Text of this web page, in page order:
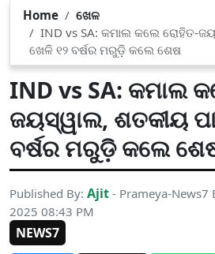
Home
ଖେଳ
IND vs SA: କମାଲ କଲେ ରୋହିତ-
ଖେଳି ୧୨ ବର୍ଷର ମରୁଡ଼ି କଲେ ଶେଷ
IND vs SA: କମାଲ
ଜୟସ୍ୱାଲ, ଶତକୀୟ
ବର୍ଷର ମରୁଡ଼ି କଲେ
Published By: Ajit - Prameya-News7
2025 08:43 PM
NEWS7